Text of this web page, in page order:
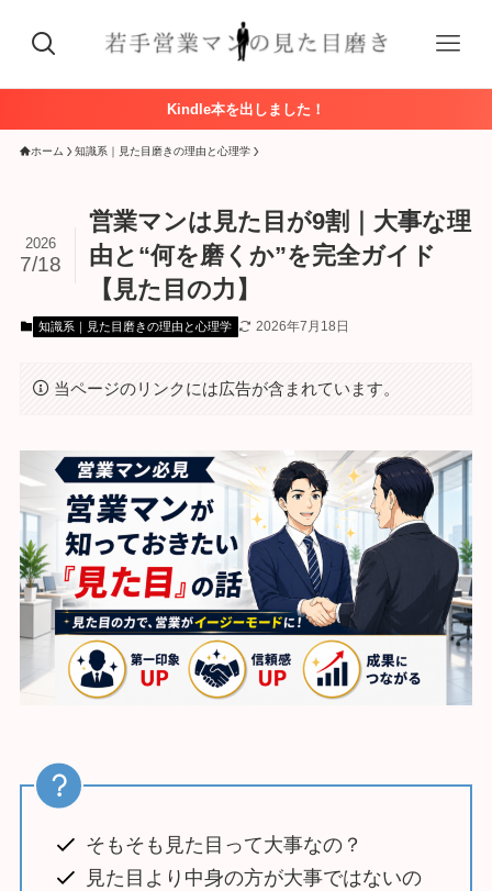
Kindle本を出しました！
ホーム 知識系｜見た目磨きの理由と心理学
営業マンは見た目が9割｜大事な理
由と“何を磨くか”を完全ガイド
【見た目の力】
2026
7/18
知識系｜見た目磨きの理由と心理学 2026年7月18日
当ページのリンクには広告が含まれています。
そもそも見た目って大事なの？
見た目より中身の方が大事ではないの